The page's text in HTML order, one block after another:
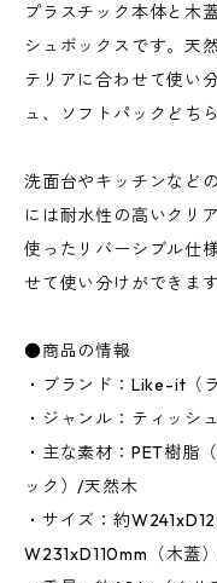
プラスチック本体と木
シュボックスです。天
テリアに合わせて使い
ュ、ソフトパックどち
洗面台やキッチンなど
には耐水性の高いクリ
使ったリバーシブル仕
せて使い分けができます
●商品の情報
・ブランド：Like-it（
・ジャンル：ティッシ
・主な素材：PET樹脂
ック）/天然木
・サイズ：約
W231xD110mm（木蓋